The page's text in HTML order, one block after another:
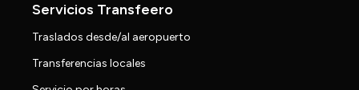
Servicios Transfeero
Traslados desde/al aeropuerto
Transferencias locales